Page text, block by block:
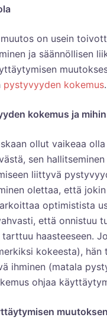
on usein
ja säännöllisen
pystyvyyden kokemus.
kokemus ja
ollut vaikeaa
sen
liittyvä
olettaa, että
optimistista
että onnistuu
haasteeseen.
kokeesta),
ihminen (matala
ohjaa